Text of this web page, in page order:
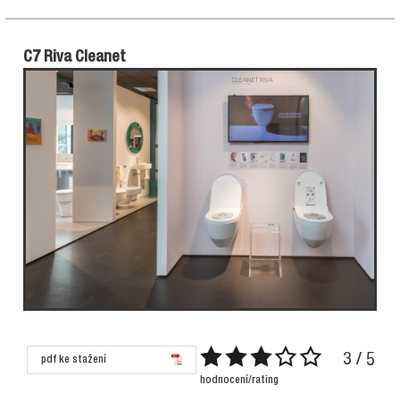
C7 Riva Cleanet
pdf ke stažení 3 / 5
hodnocení/rating